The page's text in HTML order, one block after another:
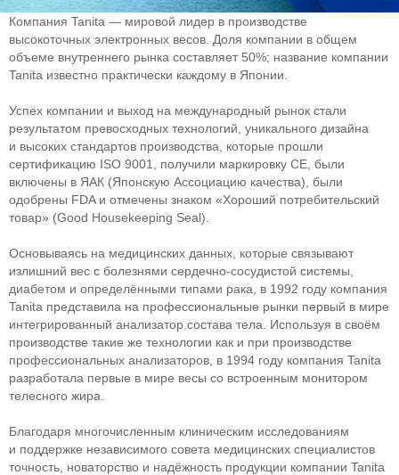
Компания Tanita — мировой лидер в производстве
высокоточных электронных весов. Доля компании в общем
объеме внутреннего рынка составляет 50%; название компании
Tanita известно практически каждому в Японии.
Успех компании и выход на международный рынок стали
результатом превосходных технологий, уникального дизайна
и высоких стандартов производства, которые прошли
сертификацию ISO 9001, получили маркировку CE, были
включены в ЯАК (Японскую Ассоциацию качества), были
одобрены FDA и отмечены знаком «Хороший потребительский
товар» (Good Housekeeping Seal).
Основываясь на медицинских данных, которые связывают
излишний вес с болезнями сердечно-сосудистой системы,
диабетом и определёнными типами рака, в 1992 году компания
Tanita представила на профессиональные рынки первый в мире
интегрированный анализатор состава тела. Используя в своём
производстве такие же технологии как и при производстве
профессиональных анализаторов, в 1994 году компания Tanita
разработала первые в мире весы со встроенным монитором
телесного жира.
Благодаря многочисленным клиническим исследованиям
и поддержке независимого совета медицинских специалистов
точность, новаторство и надёжность продукции компании Tanita